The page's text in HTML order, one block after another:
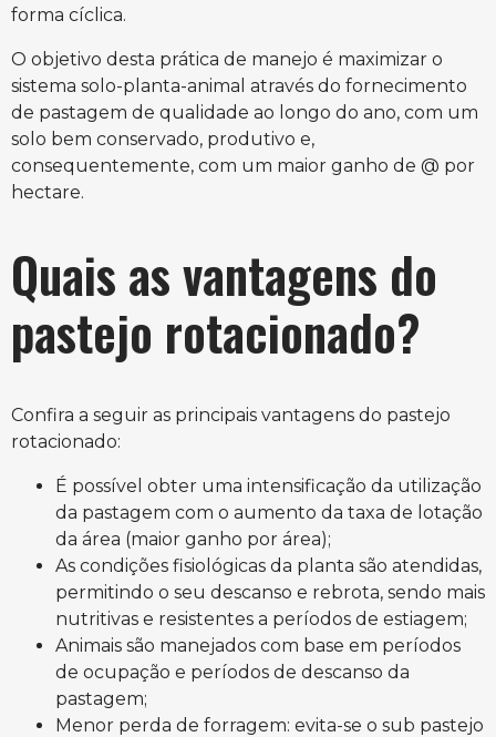
forma cíclica.
O objetivo desta prática de manejo é maximizar o
sistema solo-planta-animal através do fornecimento
de pastagem de qualidade ao longo do ano, com um
solo bem conservado, produtivo e,
consequentemente, com um maior ganho de @ por
hectare.
Quais as vantagens do
pastejo rotacionado?
Confira a seguir as principais vantagens do pastejo
rotacionado:
É possível obter uma intensificação da utilização
da pastagem com o aumento da taxa de lotação
da área (maior ganho por área);
As condições fisiológicas da planta são atendidas,
permitindo o seu descanso e rebrota, sendo mais
nutritivas e resistentes a períodos de estiagem;
Animais são manejados com base em períodos
de ocupação e períodos de descanso da
pastagem;
Menor perda de forragem: evita-se o sub pastejo